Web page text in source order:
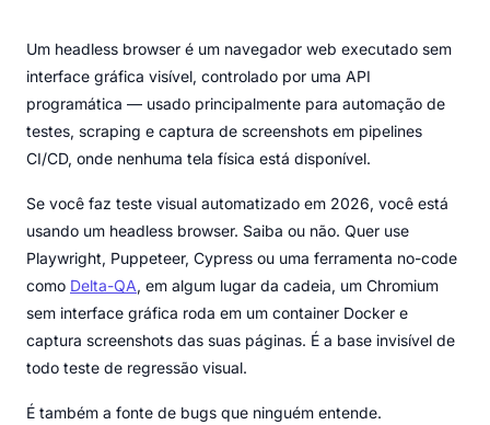
Um headless browser é um navegador web executado sem
interface gráfica visível, controlado por uma API
programática — usado principalmente para automação de
testes, scraping e captura de screenshots em pipelines
CI/CD, onde nenhuma tela física está disponível.
Se você faz teste visual automatizado em 2026, você está
usando um headless browser. Saiba ou não. Quer use
Playwright, Puppeteer, Cypress ou uma ferramenta no-code
como Delta-QA, em algum lugar da cadeia, um Chromium
sem interface gráfica roda em um container Docker e
captura screenshots das suas páginas. É a base invisível de
todo teste de regressão visual.
É também a fonte de bugs que ninguém entende.